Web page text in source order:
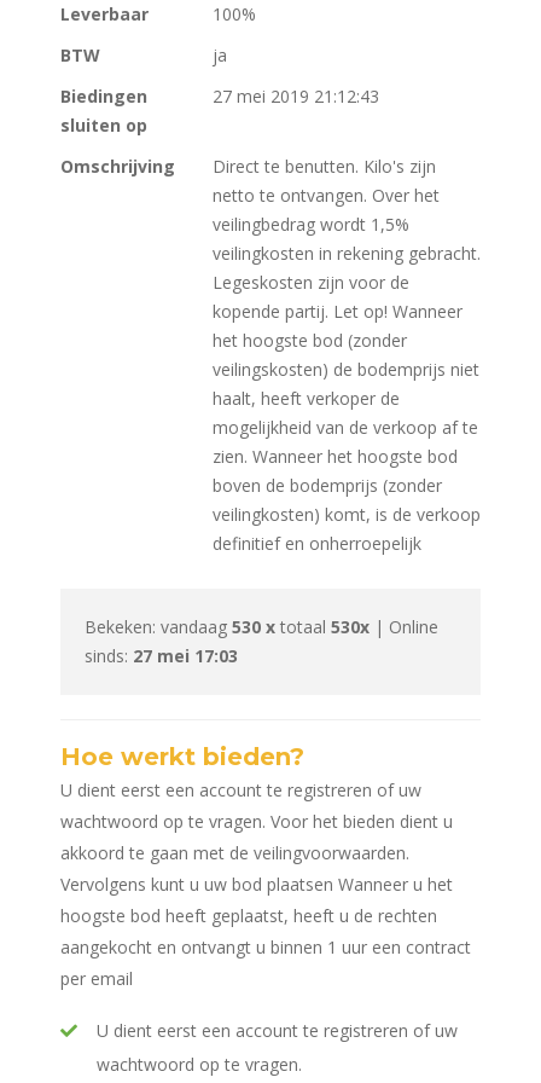
Leverbaar
100%
BTW
ja
Biedingen
sluiten op
27 mei 2019 21:12:43
Omschrijving
Direct te benutten. Kilo's zijn
netto te ontvangen. Over het
veilingbedrag wordt 1,5%
veilingkosten in rekening gebracht.
Legeskosten zijn voor de
kopende partij. Let op! Wanneer
het hoogste bod (zonder
veilingskosten) de bodemprijs niet
haalt, heeft verkoper de
mogelijkheid van de verkoop af te
zien. Wanneer het hoogste bod
boven de bodemprijs (zonder
veilingkosten) komt, is de verkoop
definitief en onherroepelijk
Bekeken: vandaag 530 x totaal 530x | Online
sinds: 27 mei 17:03
Hoe werkt bieden?
U dient eerst een account te registreren of uw
wachtwoord op te vragen. Voor het bieden dient u
akkoord te gaan met de veilingvoorwaarden.
Vervolgens kunt u uw bod plaatsen Wanneer u het
hoogste bod heeft geplaatst, heeft u de rechten
aangekocht en ontvangt u binnen 1 uur een contract
per email
U dient eerst een account te registreren of uw
wachtwoord op te vragen.